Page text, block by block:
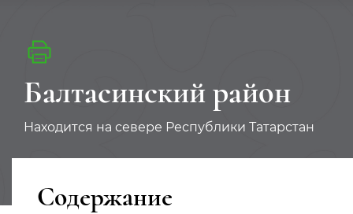
Балтасинский район
Находится на севере Республики Татарстан
Содержание